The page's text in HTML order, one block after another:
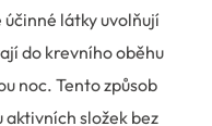
látky uvolňují
do krevního oběhu
noc. Tento způsob
složek bez